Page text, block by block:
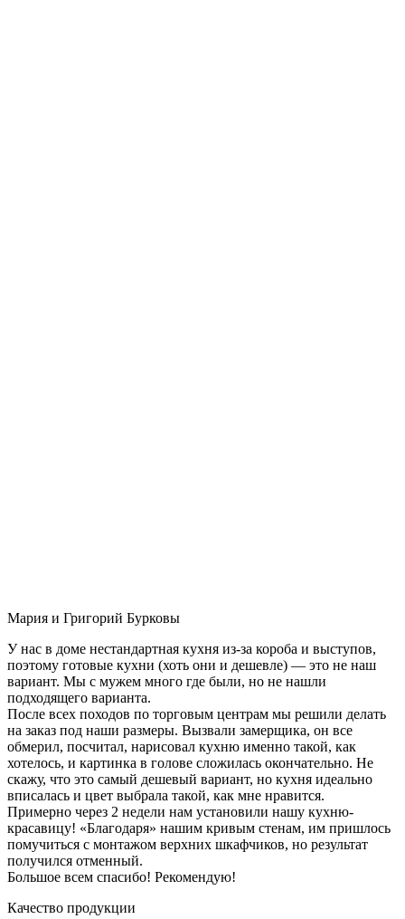
Мария и Григорий Бурковы
У нас в доме нестандартная кухня из-за короба и выступов,
поэтому готовые кухни (хоть они и дешевле) — это не наш
вариант. Мы с мужем много где были, но не нашли
подходящего варианта.
После всех походов по торговым центрам мы решили делать
на заказ под наши размеры. Вызвали замерщика, он все
обмерил, посчитал, нарисовал кухню именно такой, как
хотелось, и картинка в голове сложилась окончательно. Не
скажу, что это самый дешевый вариант, но кухня идеально
вписалась и цвет выбрала такой, как мне нравится.
Примерно через 2 недели нам установили нашу кухню-
красавицу! «Благодаря» нашим кривым стенам, им пришлось
помучиться с монтажом верхних шкафчиков, но результат
получился отменный.
Большое всем спасибо! Рекомендую!
Качество продукции